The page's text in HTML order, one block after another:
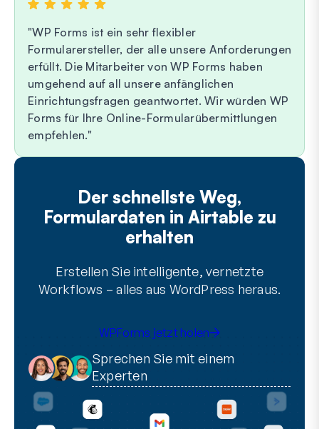
WP Forms ist ein sehr flexibler
Formularersteller, der alle unsere Anforderungen
erfüllt. Die Mitarbeiter von WP Forms haben
umgehend auf all unsere anfänglichen
Einrichtungsfragen geantwortet. Wir würden WP
Forms für Ihre Online-Formularübermittlungen
empfehlen.
Der schnellste Weg,
Formulardaten in Airtable zu
erhalten
Erstellen Sie intelligente, vernetzte
Workflows – alles aus WordPress heraus.
WPForms jetzt holen
Sprechen Sie mit einem
Experten